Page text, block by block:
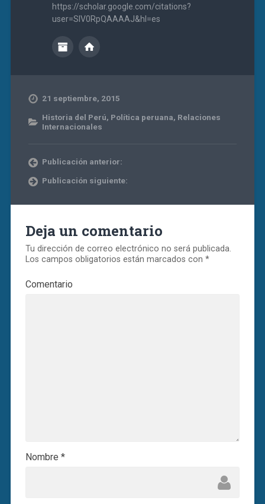
https://scholar.google.com/citations?
user=SIV0RpQAAAAJ&hl=es
21 septiembre, 2015
Historia del Perú, Política peruana, Relaciones
Internacionales
Publicación anterior:
Publicación siguiente:
Deja un comentario
Tu dirección de correo electrónico no será publicada.
Los campos obligatorios están marcados con *
Comentario
Nombre *